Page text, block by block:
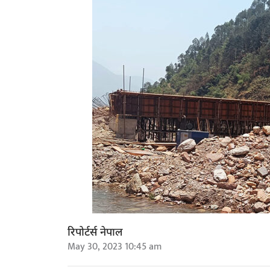
रिपोर्टर्स नेपाल
May 30, 2023 10:45 am